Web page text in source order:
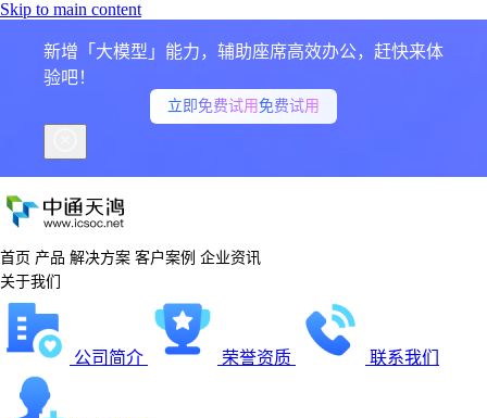
Skip to main content
新增「大模型」能力，辅助座席高效办公，赶快来体
验吧！
立即免费试用免费试用
首页 产品 解决方案 客户案例 企业资讯
关于我们
公司简介 荣誉资质 联系我们